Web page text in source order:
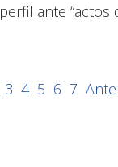
ante “actos
3 4 5 6 7